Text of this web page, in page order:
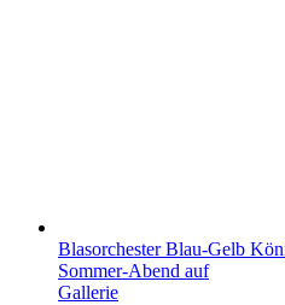
Blasorchester Blau-Gelb
Sommer-Abend auf
Gallerie